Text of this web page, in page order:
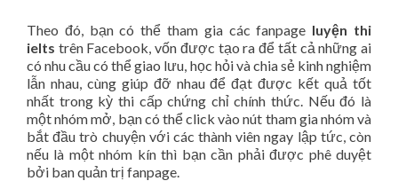
Theo đó, bạn có thể tham gia các fanpage luyện thi
ielts trên Facebook, vốn được tạo ra để tất cả những ai
có nhu cầu có thể giao lưu, học hỏi và chia sẻ kinh nghiệm
lẫn nhau, cùng giúp đỡ nhau để đạt được kết quả tốt
nhất trong kỳ thi cấp chứng chỉ chính thức. Nếu đó là
một nhóm mở, bạn có thể click vào nút tham gia nhóm và
bắt đầu trò chuyện với các thành viên ngay lập tức, còn
nếu là một nhóm kín thì bạn cần phải được phê duyệt
bởi ban quản trị fanpage.